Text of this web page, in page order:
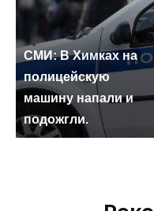
СМИ: В Химках на
полицейскую
машину напали и
подожгли.